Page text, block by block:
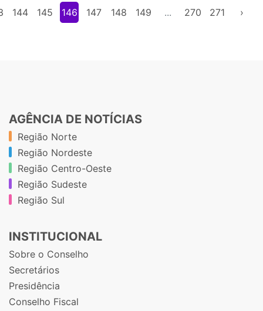
144 145 146 147 148 149 ... 270 271 ›
AGÊNCIA DE NOTÍCIAS
Região Norte
Região Nordeste
Região Centro-Oeste
Região Sudeste
Região Sul
INSTITUCIONAL
Sobre o Conselho
Secretários
Presidência
Conselho Fiscal